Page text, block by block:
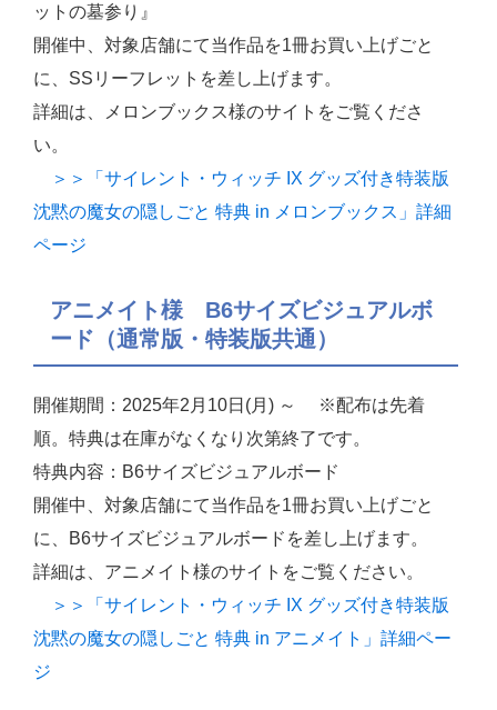
ットの墓参り』
開催中、対象店舗にて当作品を1冊お買い上げごと
に、SSリーフレットを差し上げます。
詳細は、メロンブックス様のサイトをご覧くださ
い。
＞＞「サイレント・ウィッチ IX グッズ付き特装版
沈黙の魔女の隠しごと 特典 in メロンブックス」詳細
ページ
アニメイト様 B6サイズビジュアルボ
ード（通常版・特装版共通）
開催期間：2025年2月10日(月) ～ ※配布は先着
順。特典は在庫がなくなり次第終了です。
特典内容：B6サイズビジュアルボード
開催中、対象店舗にて当作品を1冊お買い上げごと
に、B6サイズビジュアルボードを差し上げます。
詳細は、アニメイト様のサイトをご覧ください。
＞＞「サイレント・ウィッチ IX グッズ付き特装版
沈黙の魔女の隠しごと 特典 in アニメイト」詳細ペー
ジ